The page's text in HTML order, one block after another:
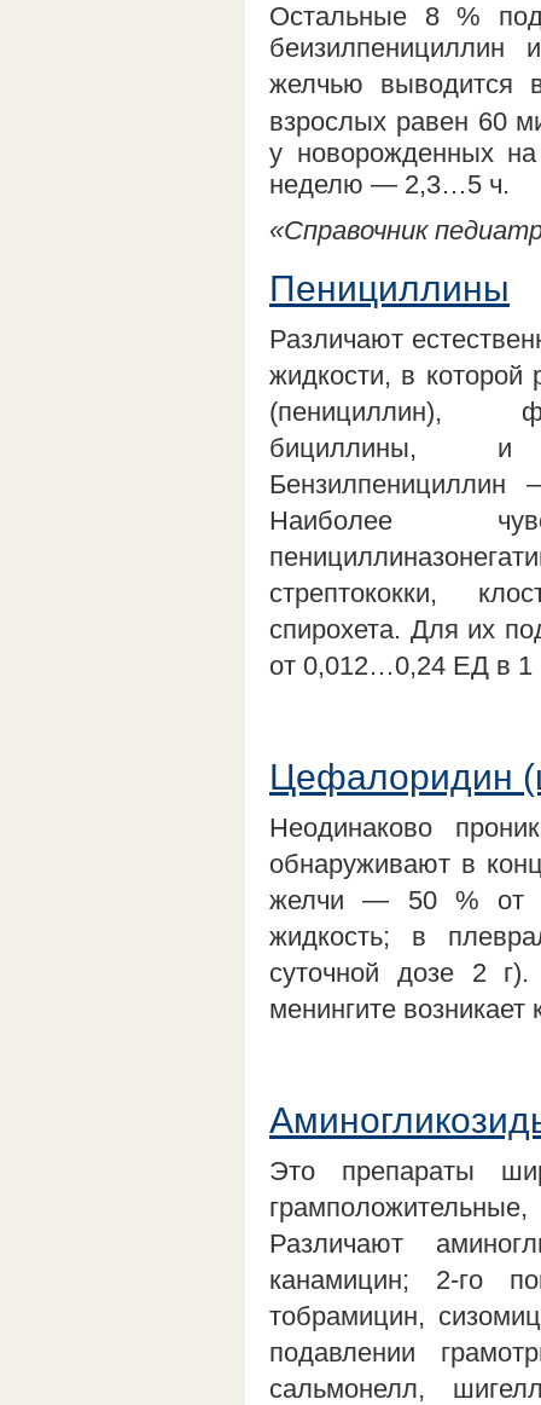
Остальные 8 %
беизилпенициллин
желчью выводится
взрослых равен 60
у новорожденных
неделю — 2,3…5 ч.
«Справочник
Пенициллины
Различают
жидкости, в
(пенициллин),
бициллины, и
Бензилпенициллин
Наиболее
стрептококки,
спирохета. Для их
от 0,012…0,24 ЕД в
Цефалоридин
Неодинаково
обнаруживают в
желчи — 50 % от
жидкость; в
суточной дозе 2
менингите
Это препараты
Различают
канамицин; 2-го
тобрамицин,
подавлении
сальмонелл,